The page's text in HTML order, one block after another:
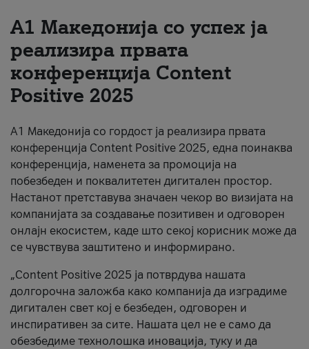
#ПодобарОнлајн
А1 Македонија со успех ја
реализира првата
конференција Content
Positive 2025
А1 Македонија со гордост ја реализира првата
конференција Content Positive 2025, една поинаква
конференција, наменета за промоција на
побезбеден и поквалитетен дигитален простор.
Настанот претставува значаен чекор во визијата на
компанијата за создавање позитивен и одговорен
онлајн екосистем, каде што секој корисник може да
се чувствува заштитено и информирано.
„Content Positive 2025 ја потврдува нашата
долгорочна заложба како компанија да изградиме
дигитален свет кој е безбеден, одговорен и
инспиративен за сите. Нашата цел не е само да
обезбедиме технолошка иновација, туку и да